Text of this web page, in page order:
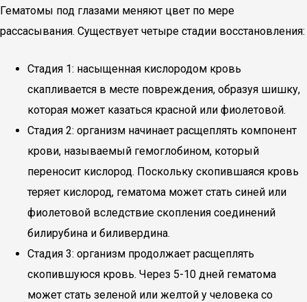
Гематомы под глазами меняют цвет по мере
рассасывания. Существует четыре стадии восстановления:
Стадия 1: насыщенная кислородом кровь
скапливается в месте повреждения, образуя шишку,
которая может казаться красной или фиолетовой.
Стадия 2: организм начинает расщеплять компонент
крови, называемый гемоглобином, который
переносит кислород. Поскольку скопившаяся кровь
теряет кислород, гематома может стать синей или
фиолетовой вследствие скопления соединений
билирубина и биливердина.
Стадия 3: организм продолжает расщеплять
скопившуюся кровь. Через 5-10 дней гематома
может стать зеленой или желтой у человека со